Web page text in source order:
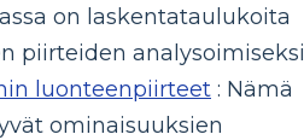
on laskentataulukoita
piirteiden
luonteenpiirteet : Nämä
ominaisuuksien